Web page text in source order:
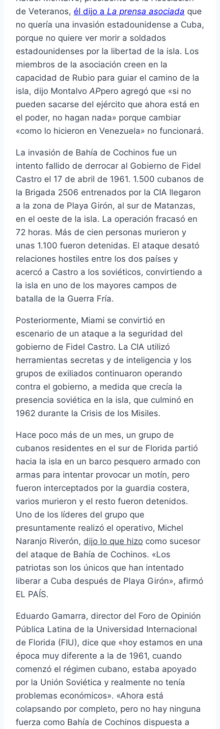
de Veteranos, él dijo a La prensa asociada que
no quería una invasión estadounidense a Cuba,
porque no quiere ver morir a soldados
estadounidenses por la libertad de la isla. Los
miembros de la asociación creen en la
capacidad de Rubio para guiar el camino de la
isla, dijo Montalvo APpero agregó que «si no
pueden sacarse del ejército que ahora está en
el poder, no hagan nada» porque cambiar
«como lo hicieron en Venezuela» no funcionará.
La invasión de Bahía de Cochinos fue un
intento fallido de derrocar al Gobierno de Fidel
Castro el 17 de abril de 1961. 1.500 cubanos de
la Brigada 2506 entrenados por la CIA llegaron
a la zona de Playa Girón, al sur de Matanzas,
en el oeste de la isla. La operación fracasó en
72 horas. Más de cien personas murieron y
unas 1.100 fueron detenidas. El ataque desató
relaciones hostiles entre los dos países y
acercó a Castro a los soviéticos, convirtiendo a
la isla en uno de los mayores campos de
batalla de la Guerra Fría.
Posteriormente, Miami se convirtió en
escenario de un ataque a la seguridad del
gobierno de Fidel Castro. La CIA utilizó
herramientas secretas y de inteligencia y los
grupos de exiliados continuaron operando
contra el gobierno, a medida que crecía la
presencia soviética en la isla, que culminó en
1962 durante la Crisis de los Misiles.
Hace poco más de un mes, un grupo de
cubanos residentes en el sur de Florida partió
hacia la isla en un barco pesquero armado con
armas para intentar provocar un motín, pero
fueron interceptados por la guardia costera,
varios murieron y el resto fueron detenidos.
Uno de los líderes del grupo que
presuntamente realizó el operativo, Michel
Naranjo Riverón, dijo lo que hizo como sucesor
del ataque de Bahía de Cochinos. «Los
patriotas son los únicos que han intentado
liberar a Cuba después de Playa Girón», afirmó
EL PAÍS.
Eduardo Gamarra, director del Foro de Opinión
Pública Latina de la Universidad Internacional
de Florida (FIU), dice que «hoy estamos en una
época muy diferente a la de 1961, cuando
comenzó el régimen cubano, estaba apoyado
por la Unión Soviética y realmente no tenía
problemas económicos». «Ahora está
colapsando por completo, pero no hay ninguna
fuerza como Bahía de Cochinos dispuesta a